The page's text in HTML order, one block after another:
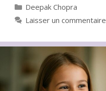
Catégories
Deepak Chopra
Laisser un commentaire